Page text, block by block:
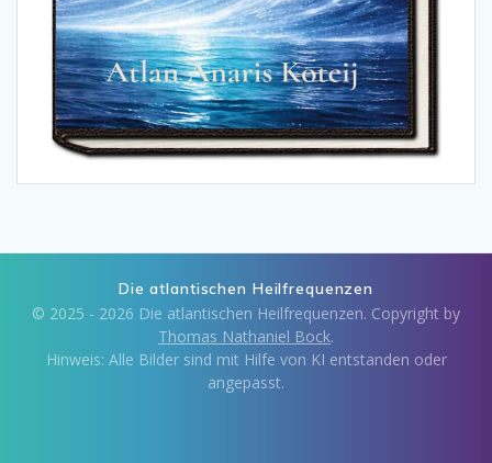
Die atlantischen Heilfrequenzen
© 2025 - 2026 Die atlantischen Heilfrequenzen. Copyright by
Thomas Nathaniel Bock.
Hinweis: Alle Bilder sind mit Hilfe von KI entstanden oder
angepasst.